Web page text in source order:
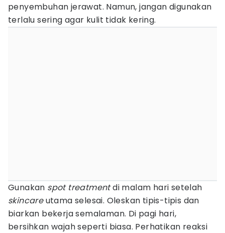
penyembuhan jerawat. Namun, jangan digunakan
terlalu sering agar kulit tidak kering.
Gunakan spot treatmentdi malam hari setelah
skincareutama selesai. Oleskan tipis-tipis dan
biarkan bekerja semalaman. Di pagi hari,
bersihkan wajah seperti biasa. Perhatikan reaksi